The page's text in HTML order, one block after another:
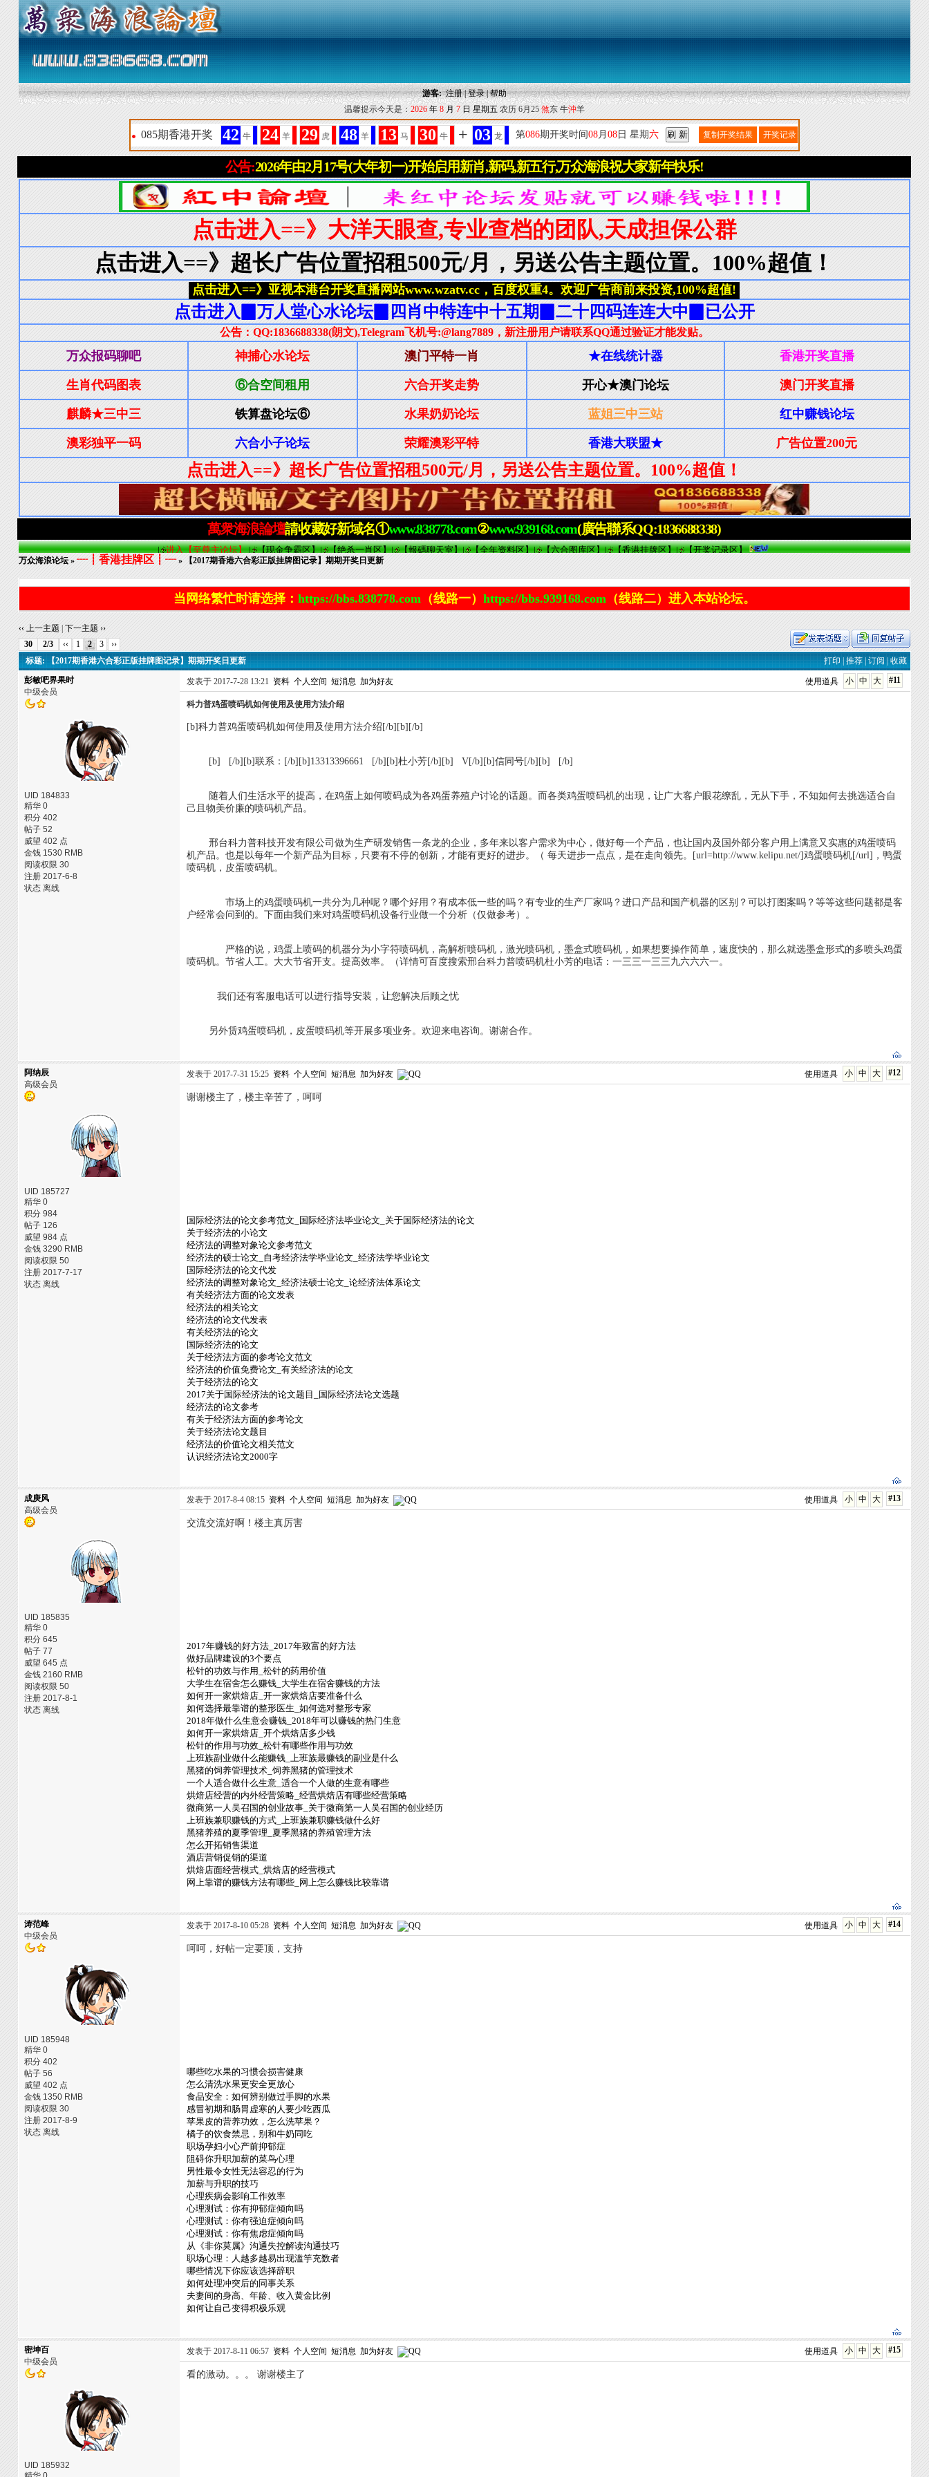
游客:注册|登录|帮助
温馨提示今天是： 2026年 8月 7日 星期五 农历 6月25 煞东 牛沖羊
万众海浪论坛» ┈┋香港挂牌区┋┈» 【2017期香港六合彩正版挂牌图记录】期期开奖日更新
当网络繁忙时请选择： https://bbs.838778.com（线路一） https://bbs.939168.com（线路二）进入本站论坛。
‹‹ 上一主题
下一主题 ››
30
2/3 ‹‹ 1 2 3
››
打印
推荐| 订阅 收藏
标题: 【2017期香港六合彩正版挂牌图记录】期期开奖日更新
彭敏吧界果时
中级会员
UID 184833
精华 0
积分 402
帖子 52
威望 402 点
金钱 1530 RMB
阅读权限 30
注册 2017-6-8
状态 离线
#11
大
中
小
使用道具
发表于 2017-7-28 13:21 资料 个人空间 短消息 加为好友
科力普鸡蛋喷码机如何使用及使用方法介绍
[b]科力普鸡蛋喷码机如何使用及使用方法介绍[/b][b][/b]
[b] [/b][b]联系：[/b][b]13313396661 [/b][b]杜小芳[/b][b] V[/b][b]信同号[/b][b] [/b]
随着人们生活水平的提高，在鸡蛋上如何喷码成为各鸡蛋养殖户讨论的话题。而各类鸡蛋喷码机的出现，让广大客户眼花缭乱，无从下手，不知如何去挑选适合自
己且物美价廉的喷码机产品。
邢台科力普科技开发有限公司做为生产研发销售一条龙的企业，多年来以客户需求为中心，做好每一个产品，也让国内及国外部分客户用上满意又实惠的鸡蛋喷码
机产品。也是以每年一个新产品为目标，只要有不停的创新，才能有更好的进步。（ 每天进步一点点，是在走向领先。[url=http://www.kelipu.net/]鸡蛋喷码机[/url]，鸭蛋
喷码机，皮蛋喷码机。
市场上的鸡蛋喷码机一共分为几种呢？哪个好用？有成本低一些的吗？有专业的生产厂家吗？进口产品和国产机器的区别？可以打图案吗？等等这些问题都是客
户经常会问到的。下面由我们来对鸡蛋喷码机设备行业做一个分析（仅做参考）。
严格的说，鸡蛋上喷码的机器分为小字符喷码机，高解析喷码机，激光喷码机，墨盒式喷码机，如果想要操作简单，速度快的，那么就选墨盒形式的多喷头鸡蛋
喷码机。节省人工。大大节省开支。提高效率。（详情可百度搜索邢台科力普喷码机杜小芳的电话：一三三一三三九六六六一。
我们还有客服电话可以进行指导安装，让您解决后顾之忧
另外赁鸡蛋喷码机，皮蛋喷码机等开展多项业务。欢迎来电咨询。谢谢合作。
阿纳辰
高级会员
UID 185727
精华 0
积分 984
帖子 126
威望 984 点
金钱 3290 RMB
阅读权限 50
注册 2017-7-17
状态 离线
#12
大
中
小
使用道具
发表于 2017-7-31 15:25 资料 个人空间 短消息 加为好友
谢谢楼主了，楼主辛苦了，呵呵
国际经济法的论文参考范文_国际经济法毕业论文_关于国际经济法的论文
关于经济法的小论文
经济法的调整对象论文参考范文
经济法的硕士论文_自考经济法学毕业论文_经济法学毕业论文
国际经济法的论文代发
经济法的调整对象论文_经济法硕士论文_论经济法体系论文
有关经济法方面的论文发表
经济法的相关论文
经济法的论文代发表
有关经济法的论文
国际经济法的论文
关于经济法方面的参考论文范文
经济法的价值免费论文_有关经济法的论文
关于经济法的论文
2017关于国际经济法的论文题目_国际经济法论文选题
经济法的论文参考
有关于经济法方面的参考论文
关于经济法论文题目
经济法的价值论文相关范文
认识经济法论文2000字
成庚风
高级会员
UID 185835
精华 0
积分 645
帖子 77
威望 645 点
金钱 2160 RMB
阅读权限 50
注册 2017-8-1
状态 离线
#13
大
中
小
使用道具
发表于 2017-8-4 08:15 资料 个人空间 短消息 加为好友
交流交流好啊！楼主真厉害
2017年赚钱的好方法_2017年致富的好方法
做好品牌建设的3个要点
松针的功效与作用_松针的药用价值
大学生在宿舍怎么赚钱_大学生在宿舍赚钱的方法
如何开一家烘焙店_开一家烘焙店要准备什么
如何选择最靠谱的整形医生_如何选对整形专家
2018年做什么生意会赚钱_2018年可以赚钱的热门生意
如何开一家烘焙店_开个烘焙店多少钱
松针的作用与功效_松针有哪些作用与功效
上班族副业做什么能赚钱_上班族最赚钱的副业是什么
黑猪的饲养管理技术_饲养黑猪的管理技术
一个人适合做什么生意_适合一个人做的生意有哪些
烘焙店经营的内外经营策略_经营烘焙店有哪些经营策略
微商第一人吴召国的创业故事_关于微商第一人吴召国的创业经历
上班族兼职赚钱的方式_上班族兼职赚钱做什么好
黑猪养殖的夏季管理_夏季黑猪的养殖管理方法
怎么开拓销售渠道
酒店营销促销的渠道
烘焙店面经营模式_烘焙店的经营模式
网上靠谱的赚钱方法有哪些_网上怎么赚钱比较靠谱
涛范峰
中级会员
UID 185948
精华 0
积分 402
帖子 56
威望 402 点
金钱 1350 RMB
阅读权限 30
注册 2017-8-9
状态 离线
#14
大
中
小
使用道具
发表于 2017-8-10 05:28 资料 个人空间 短消息 加为好友
呵呵，好帖一定要顶，支持
哪些吃水果的习惯会损害健康
怎么清洗水果更安全更放心
食品安全：如何辨别做过手脚的水果
感冒初期和肠胃虚寒的人要少吃西瓜
苹果皮的营养功效，怎么洗苹果？
橘子的饮食禁忌，别和牛奶同吃
职场孕妇小心产前抑郁症
阻碍你升职加薪的菜鸟心理
男性最令女性无法容忍的行为
加薪与升职的技巧
心理疾病会影响工作效率
心理测试：你有抑郁症倾向吗
心理测试：你有强迫症倾向吗
心理测试：你有焦虑症倾向吗
从《非你莫属》沟通失控解读沟通技巧
职场心理：人越多越易出现滥竽充数者
哪些情况下你应该选择辞职
如何处理冲突后的同事关系
夫妻间的身高、年龄、收入黄金比例
如何让自己变得积极乐观
密坤百
中级会员
UID 185932
#15
大
中
小
使用道具
发表于 2017-8-11 06:57 资料 个人空间 短消息 加为好友
看的激动。。。 谢谢楼主了